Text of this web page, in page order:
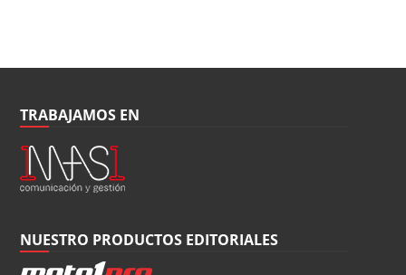
TRABAJAMOS EN
NUESTRO PRODUCTOS EDITORIALES